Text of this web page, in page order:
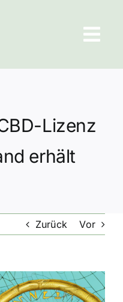
Lizenz
erhält
Zurück Vor